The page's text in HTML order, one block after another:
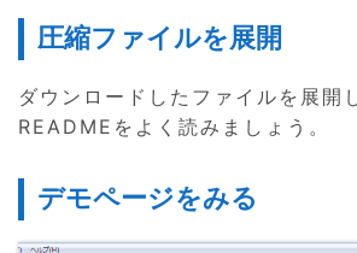
圧縮ファイルを展開
ダウンロードしたファイルを展開
READMEをよく読みましょう。
デモページをみる